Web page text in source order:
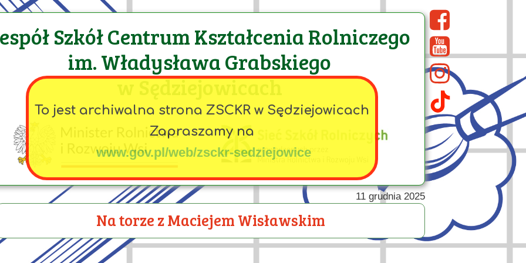
To jest archiwalna strona ZSCKR w Sędziejowicach
Zapraszamy na
www.gov.pl/web/zsckr-sedziejowice
Szkół Centrum Kształcenia Rolniczego
im. Władysława Grabskiego
w Sędziejowicach
11 grudnia 2025
Na torze z Maciejem Wisławskim